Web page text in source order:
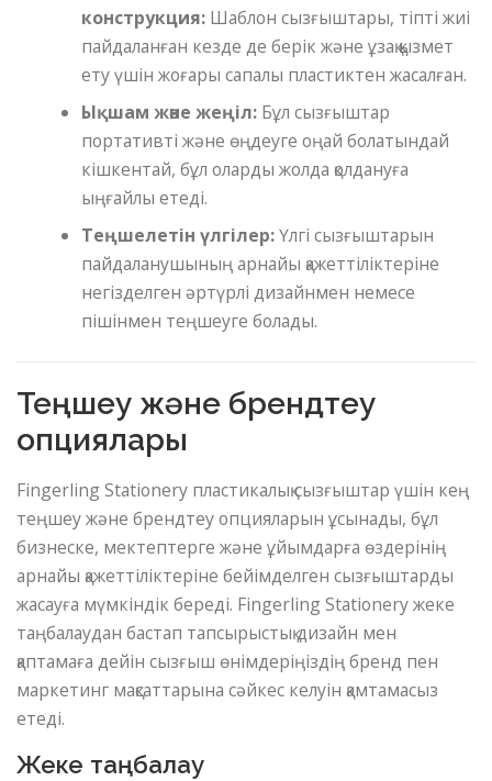
конструкция: Шаблон сызғыштары, тіпті жиі
пайдаланған кезде де берік және ұзақ қызмет
ету үшін жоғары сапалы пластиктен жасалған.
Ықшам және жеңіл: Бұл сызғыштар
портативті және өңдеуге оңай болатындай
кішкентай, бұл оларды жолда қолдануға
ыңғайлы етеді.
Теңшелетін үлгілер:Үлгі сызғыштарын
пайдаланушының арнайы қажеттіліктеріне
негізделген әртүрлі дизайнмен немесе
пішінмен теңшеуге болады.
Теңшеу және брендтеу
опциялары
Fingerling Stationery пластикалық сызғыштар үшін кең
теңшеу және брендтеу опцияларын ұсынады, бұл
бизнеске, мектептерге және ұйымдарға өздерінің
арнайы қажеттіліктеріне бейімделген сызғыштарды
жасауға мүмкіндік береді. Fingerling Stationery жеке
таңбалаудан бастап тапсырыстық дизайн мен
қаптамаға дейін сызғыш өнімдеріңіздің бренд пен
маркетинг мақсаттарына сәйкес келуін қамтамасыз
етеді.
Жеке таңбалау